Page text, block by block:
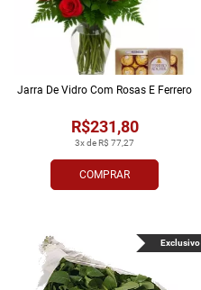
COMPRAR
3x de R$ 77,27
R$231,80
Jarra De Vidro Com Rosas E Ferrero
Exclusivo